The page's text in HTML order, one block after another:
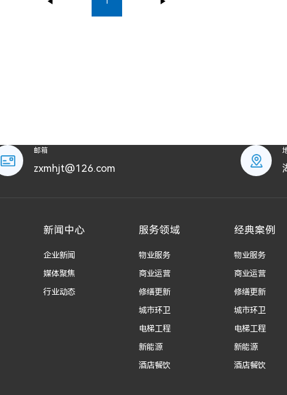
邮箱
zxmhjt@126.com
新闻中心
企业新闻
媒体聚焦
行业动态
服务领域
物业服务
商业运营
修缮更新
城市环卫
电梯工程
新能源
酒店餐饮
经典案例
物业服务
商业运营
修缮更新
城市环卫
电梯工程
新能源
酒店餐饮